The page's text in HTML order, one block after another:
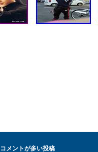
コメントが多い投稿